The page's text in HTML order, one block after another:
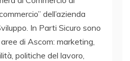
dell’azienda
In Parti Sicuro sono
di Ascom: marketing,
politiche del lavoro,